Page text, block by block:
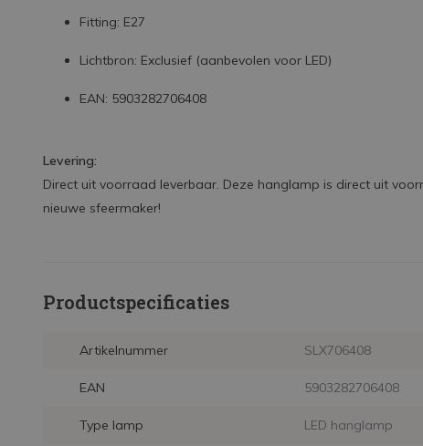
Fitting: E27
Lichtbron: Exclusief (aanbevolen voor LED)
EAN: 5903282706408
Levering:
Direct uit voorraad leverbaar. Deze hanglamp is direct uit
nieuwe sfeermaker!
Productspecificaties
Artikelnummer SLX706408
EAN 5903282706408
Type lamp LED hanglamp